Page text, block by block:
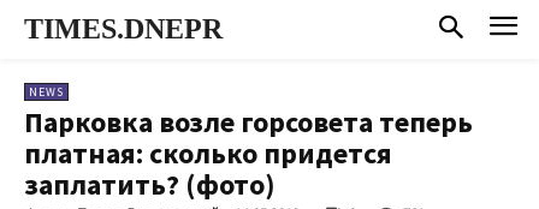
TIMES.DNEPR
NEWS
Парковка возле горсовета теперь
платная: сколько придется
заплатить? (фото)